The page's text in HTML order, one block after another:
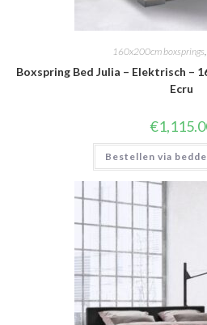
160x200cm boxsprings,
Boxspring Bed Julia – Elektrisch –
Ecru
€
Bestellen via